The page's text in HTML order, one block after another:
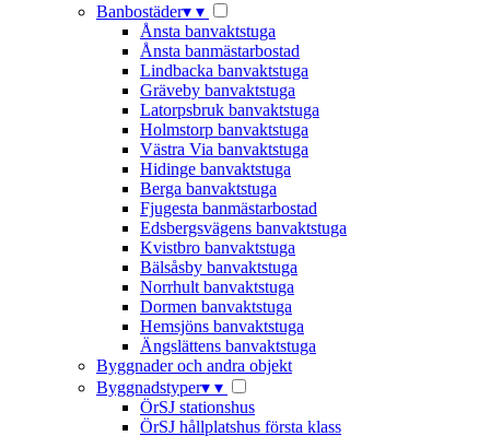
Banbostäder▾ ▾
Ånsta banvaktstuga
Ånsta banmästarbostad
Lindbacka banvaktstuga
Gräveby banvaktstuga
Latorpsbruk banvaktstuga
Holmstorp banvaktstuga
Västra Via banvaktstuga
Hidinge banvaktstuga
Berga banvaktstuga
Fjugesta banmästarbostad
Edsbergsvägens banvaktstuga
Kvistbro banvaktstuga
Bälsåsby banvaktstuga
Norrhult banvaktstuga
Dormen banvaktstuga
Hemsjöns banvaktstuga
Ängslättens banvaktstuga
Byggnader och andra objekt
Byggnadstyper▾ ▾
ÖrSJ stationshus
ÖrSJ hållplatshus första klass